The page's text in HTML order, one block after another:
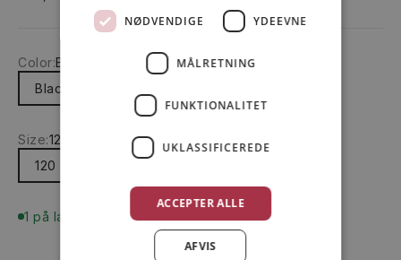
Color:Black
Black
Size:120
120
1 på lager
NØDVENDIGE YDEEVNE
MÅLRETNING
FUNKTIONALITET
UKLASSIFICEREDE
ACCEPTER ALLE
AFVIS